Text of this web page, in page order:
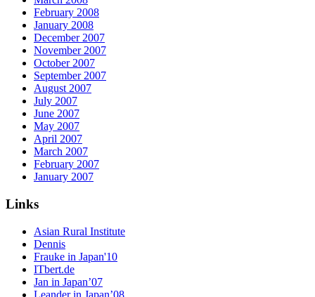
February 2008
January 2008
December 2007
November 2007
October 2007
September 2007
August 2007
July 2007
June 2007
May 2007
April 2007
March 2007
February 2007
January 2007
Links
Asian Rural Institute
Dennis
Frauke in Japan'10
ITbert.de
Jan in Japan’07
Leander in Japan’08